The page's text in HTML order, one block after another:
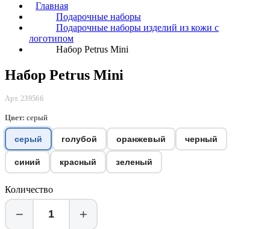
Главная
Подарочные наборы
Подарочные наборы изделий из кожи с
логотипом
Набор Petrus Mini
Набор Petrus Mini
Арт. 239566
Цвет: серый
серый голубой оранжевый черный
синий красный зеленый
Количество
− +